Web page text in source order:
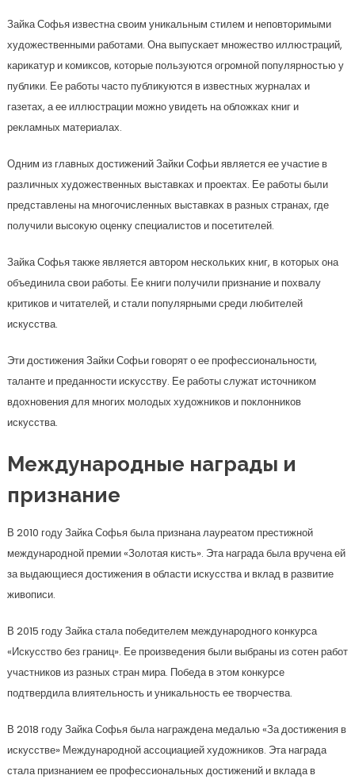
Зайка Софья известна своим уникальным стилем и неповторимыми
художественными работами. Она выпускает множество иллюстраций,
карикатур и комиксов, которые пользуются огромной популярностью у
публики. Ее работы часто публикуются в известных журналах и
газетах, а ее иллюстрации можно увидеть на обложках книг и
рекламных материалах.
Одним из главных достижений Зайки Софьи является ее участие в
различных художественных выставках и проектах. Ее работы были
представлены на многочисленных выставках в разных странах, где
получили высокую оценку специалистов и посетителей.
Зайка Софья также является автором нескольких книг, в которых она
объединила свои работы. Ее книги получили признание и похвалу
критиков и читателей, и стали популярными среди любителей
искусства.
Эти достижения Зайки Софьи говорят о ее профессиональности,
таланте и преданности искусству. Ее работы служат источником
вдохновения для многих молодых художников и поклонников
искусства.
Международные награды и
признание
В 2010 году Зайка Софья была признана лауреатом престижной
международной премии «Золотая кисть». Эта награда была вручена ей
за выдающиеся достижения в области искусства и вклад в развитие
живописи.
В 2015 году Зайка стала победителем международного конкурса
«Искусство без границ». Ее произведения были выбраны из сотен работ
участников из разных стран мира. Победа в этом конкурсе
подтвердила влиятельность и уникальность ее творчества.
В 2018 году Зайка Софья была награждена медалью «За достижения в
искусстве» Международной ассоциацией художников. Эта награда
стала признанием ее профессиональных достижений и вклада в